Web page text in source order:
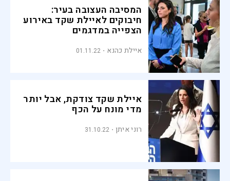
המסיבה העצובה בעיר:
חיבוקים לאיילת שקד באירוע
הצפייה במדגמים
איילת כהנא 01.11.22
איילת שקד צודקת, אבל יותר
מדי מונח על הכף
רוני איתן 31.10.22